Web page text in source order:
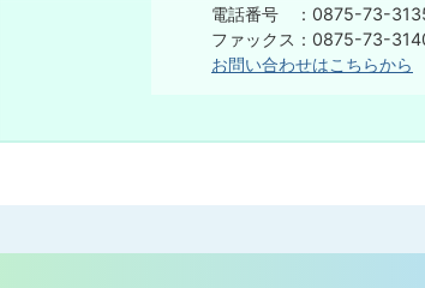
電話番号 ：0875-73-
ファックス：0875-73-
お問い合わせはこちらから